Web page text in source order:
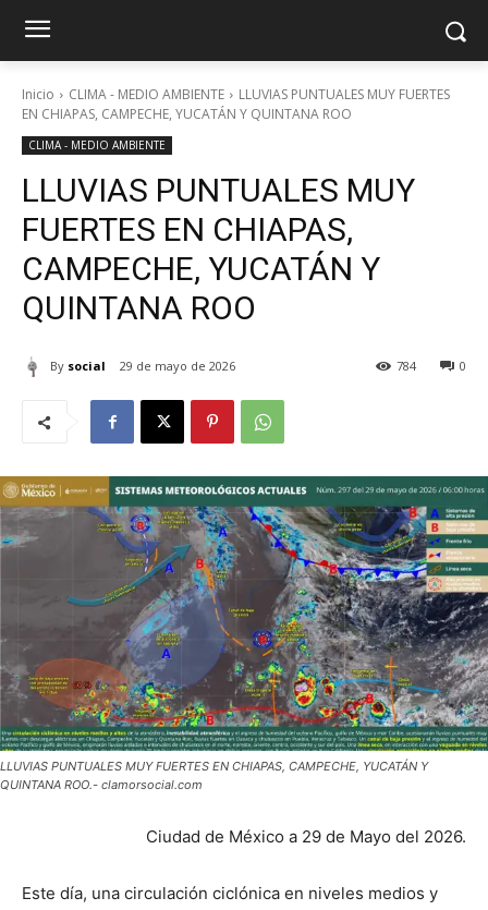
Inicio CLIMA - MEDIO AMBIENTE
LLUVIAS PUNTUALES MUY FUERTES
EN CHIAPAS, CAMPECHE, YUCATÁN Y QUINTANA ROO
CLIMA - MEDIO AMBIENTE
LLUVIAS PUNTUALES MUY
FUERTES EN CHIAPAS,
CAMPECHE, YUCATÁN Y
QUINTANA ROO
By social 29 de mayo de 2026 0
784
LLUVIAS PUNTUALES MUY FUERTES EN CHIAPAS, CAMPECHE, YUCATÁN Y
QUINTANA ROO.- clamorsocial.com
Ciudad de México a 29 de Mayo del 2026.
Este día, una circulación ciclónica en niveles medios y